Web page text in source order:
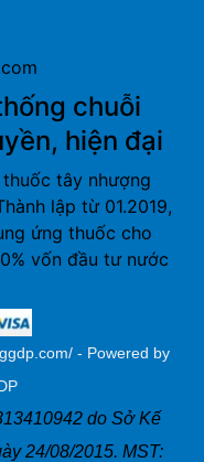
chuỗi
hiện đại
tây nhượng
lập từ 01.2019,
ứng thuốc cho
vốn đầu tư nước
- Powered by
do Sở Kế
24/08/2015. MST: